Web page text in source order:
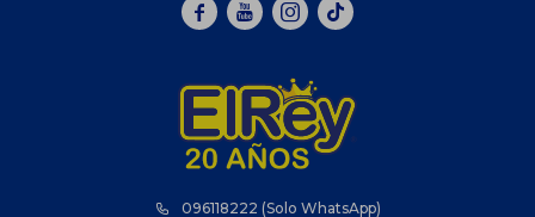
096118222 (Solo WhatsApp)
  